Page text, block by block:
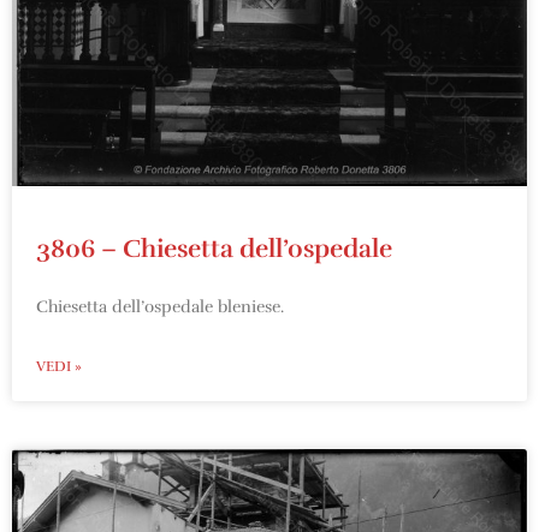
3806 – Chiesetta dell’ospedale
Chiesetta dell’ospedale bleniese.
VEDI »